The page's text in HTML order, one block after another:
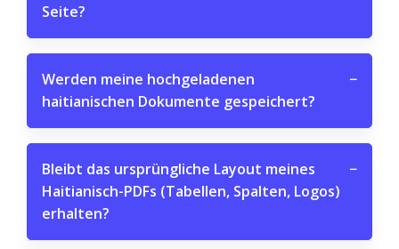
Seite?
Werden meine hochgeladenen
haitianischen Dokumente gespeichert?
−
Bleibt das ursprüngliche Layout meines
Haitianisch-PDFs (Tabellen, Spalten, Logos)
erhalten?
−